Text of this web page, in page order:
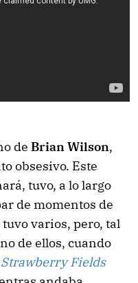
de Brian Wilson,
obsesivo. Este
tuvo, a lo largo
de momentos de
varios, pero, tal
de ellos, cuando
Strawberry Fields